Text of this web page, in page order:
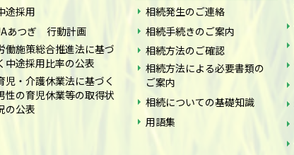
途採用
あつぎ 行動計画
働施策総合推進法に基づ
中途採用比率の公表
児・介護休業法に基づく
性の育児休業等の取得状
の公表
相続発生のご連絡
相続手続きのご案内
相続方法のご確認
相続方法による必要書類の
ご案内
相続についての基礎知識
用語集